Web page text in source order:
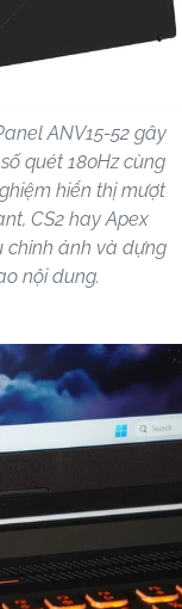
ANV15-52 gây
quét 180Hz cùng
hiển thị mượt
CS2 hay Apex
chỉnh ảnh và dựng
nội dung.